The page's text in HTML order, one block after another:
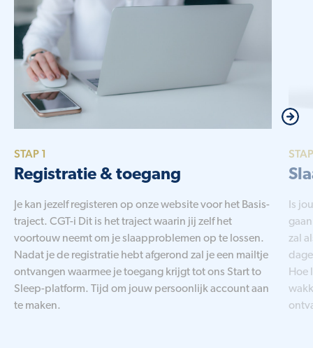
STAP 1
Registratie & toegang
Je kan jezelf registeren op onze website voor het Basis-
traject. CGT-i Dit is het traject waarin jij zelf het
voortouw neemt om je slaapproblemen op te lossen.
Nadat je de registratie hebt afgerond zal je een mailtje
ontvangen waarmee je toegang krijgt tot ons Start to
Sleep-platform. Tijd om jouw persoonlijk account aan
te maken.
Is
zal
Hoe